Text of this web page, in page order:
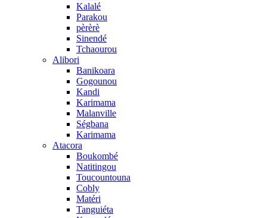
Kalalé
Parakou
pèrèrè
Sinendé
Tchaourou
Alibori
Banikoara
Gogounou
Kandi
Karimama
Malanville
Ségbana
Karimama
Atacora
Boukombé
Natitingou
Toucountouna
Cobly
Matéri
Tanguiéta